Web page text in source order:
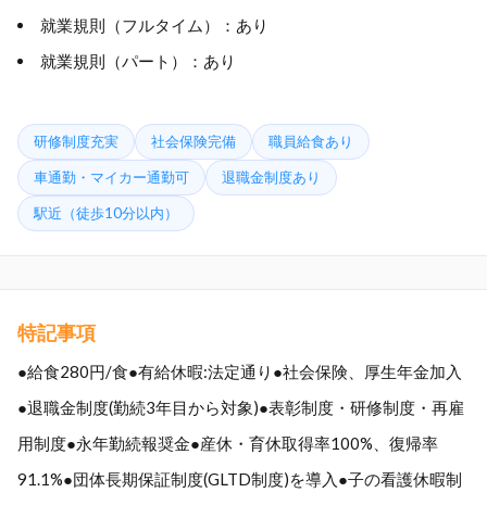
就業規則（フルタイム）：あり
就業規則（パート）：あり
研修制度充実 社会保険完備 職員給食あり
車通勤・マイカー通勤可 退職金制度あり
駅近（徒歩10分以内）
特記事項
●給食280円/食●有給休暇:法定通り●社会保険、厚生年金加入
●退職金制度(勤続3年目から対象)●表彰制度・研修制度・再雇
用制度●永年勤続報奨金●産休・育休取得率100%、復帰率
91.1%●団体長期保証制度(GLTD制度)を導入●子の看護休暇制